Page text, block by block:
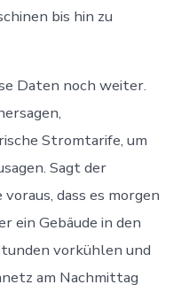
bis hin zu
Daten noch weiter.
Stromtarife, um
Sagt der
dass es morgen
ein Gebäude in den
vorkühlen und
am Nachmittag